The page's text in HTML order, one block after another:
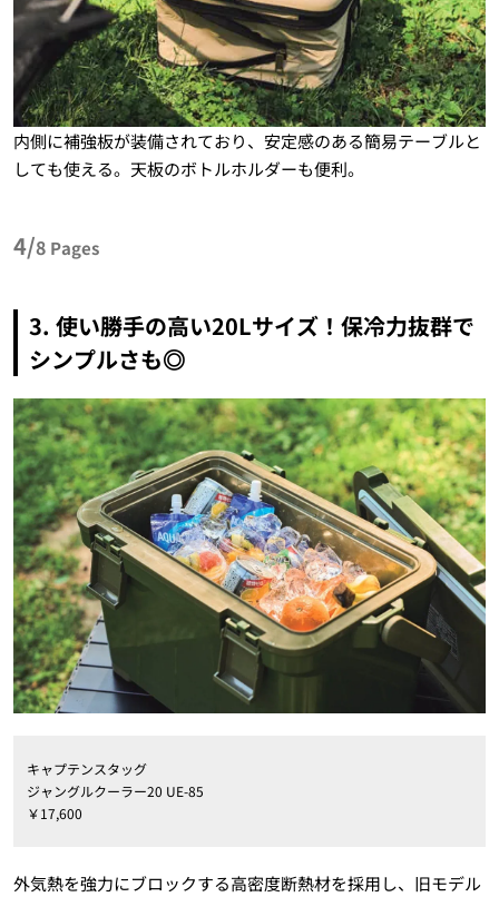
内側に補強板が装備されており、安定感のある簡易テーブルと
しても使える。天板のボトルホルダーも便利。
4/8 Pages
3. 使い勝手の高い20Lサイズ！保冷力抜群で
シンプルさも◎
キャプテンスタッグ
ジャングルクーラー20 UE-85
￥17,600
外気熱を強力にブロックする高密度断熱材を採用し、旧モデル